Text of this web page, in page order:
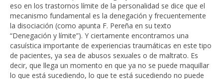
eso en los trastornos límite de la personalidad se dice que el
mecanismo fundamental es la denegación y frecuentemente
la disociación (como apunta F. Pereña en su texto
“Denegación y límite”). Y ciertamente encontramos una
casuística importante de experiencias traumáticas en este tipo
de pacientes, ya sea de abusos sexuales o de maltrato. Es
decir, que llega un momento en que ya no se puede maquillar
lo que está sucediendo, lo que te está sucediendo no puede